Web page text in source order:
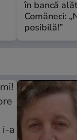
în bancă
Comăneci:
posibilă!”